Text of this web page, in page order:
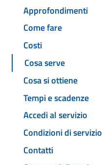
Approfondimenti
Come fare
Costi
Cosa serve
Cosa si ottiene
Tempi e scadenze
Accedi al servizio
Condizioni di servizio
Contatti